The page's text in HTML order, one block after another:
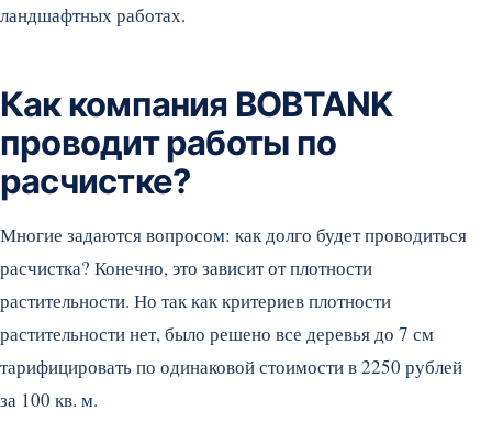
ландшафтных работах.
Как компания BOBTANK
проводит работы по
расчистке?
Многие задаются вопросом: как долго будет проводиться
расчистка? Конечно, это зависит от плотности
растительности. Но так как критериев плотности
растительности нет, было решено все деревья до 7 см
тарифицировать по одинаковой стоимости в 2250 рублей
за 100 кв. м.